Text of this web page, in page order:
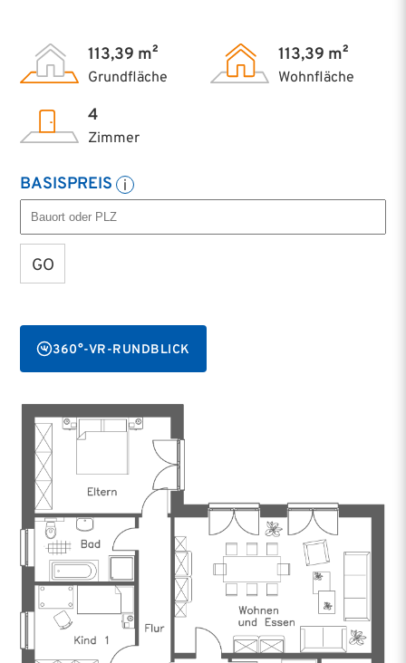
113,39 m²
Grundfläche
113,39 m²
Wohnfläche
4
Zimmer
BASISPREIS
GO
360°-VR-RUNDBLICK